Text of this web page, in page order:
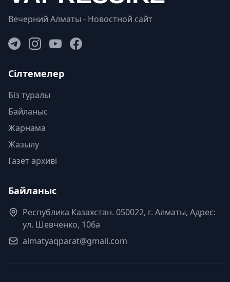
Вечерний Алматы - Новостной сайт
Сілтемелер
Біз туралы
Байланыс
Жарнама
Жазылу
Газет архиві
Байланыс
Республика Казахстан. 050022, г. Алматы, Адрес:
ул. Шевченко, 106а
almatyaqparat@gmail.com